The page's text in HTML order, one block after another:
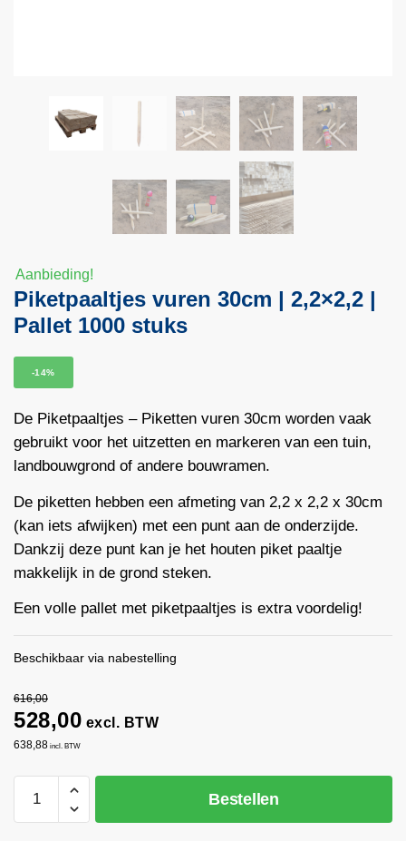
Aanbieding!
Piketpaaltjes vuren 30cm | 2,2×2,2 |
Pallet 1000 stuks
-14%
De Piketpaaltjes – Piketten vuren 30cm worden vaak
gebruikt voor het uitzetten en markeren van een tuin,
landbouwgrond of andere bouwramen.
De piketten hebben een afmeting van 2,2 x 2,2 x 30cm
(kan iets afwijken) met een punt aan de onderzijde.
Dankzij deze punt kan je het houten piket paaltje
makkelijk in de grond steken.
Een volle pallet met piketpaaltjes is extra voordelig!
Beschikbaar via nabestelling
616,00
528,00 excl. BTW
638,88 incl. BTW
Piketpaaltjes
vuren
Bestellen